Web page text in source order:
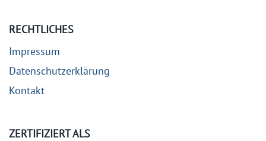
RECHTLICHES
Impressum
Datenschutzerklärung
Kontakt
ZERTIFIZIERT ALS